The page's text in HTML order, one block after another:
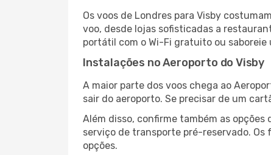
Os voos de Londres para Visby
voo, desde lojas sofisticadas a
portátil com o Wi-Fi gratuito ou
Instalações no Aeroporto do Visby
A maior parte dos voos chega ao
sair do aeroporto. Se precisar de um
Além disso, confirme também as
serviço de transporte pré-reservado.
opções.